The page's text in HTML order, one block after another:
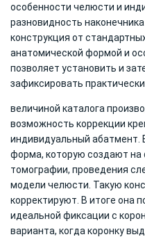
особенности челюсти и
разновидность
конструкция от
анатомической формой и
позволяет установить и
зафиксировать
величиной каталога
возможность коррекции
индивидуальный абатмент.
форма, которую создают на
томографии, проведения
модели челюсти. Такую
корректируют. В итоге она
идеальной фиксации с
варианта, когда коронку